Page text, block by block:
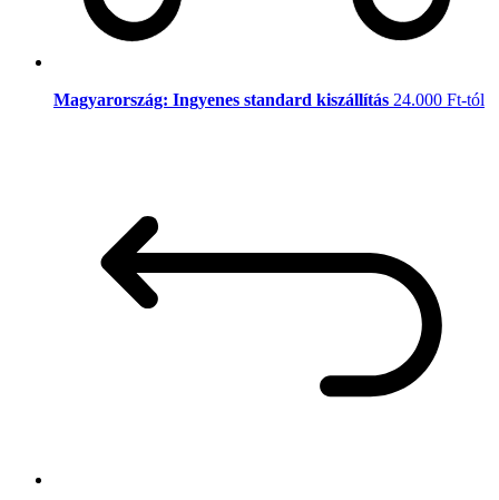
Magyarország: Ingyenes standard kiszállítás 24.000 Ft-tól